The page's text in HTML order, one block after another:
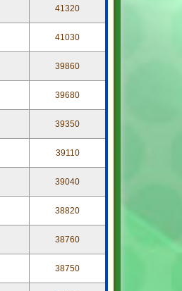
41320
41030
39860
39680
39350
39110
39040
38820
38760
38750